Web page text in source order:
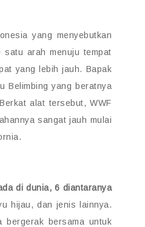
yang menyebutkan
arah menuju tempat
yang lebih jauh. Bapak
Belimbing yang beratnya
alat tersebut, WWF
sangat jauh mulai
di dunia, 6 diantaranya
hijau, dan jenis lainnya.
bergerak bersama untuk